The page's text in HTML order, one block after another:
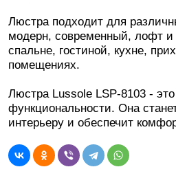
Люстра подходит для
модерн, современный, лофт и
спальне, гостиной, кухне,
помещениях.
Люстра Lussole LSP-8103 -
функциональности. Она
интерьеру и обеспечит